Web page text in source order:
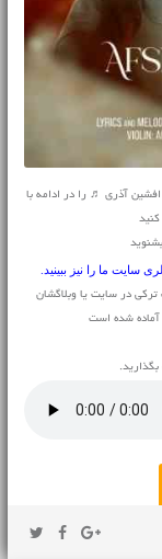
آذری ♬ را در ادامه با
سایت ما را نیز ببینید.
در سایت یا وبلاگشان
آماده شده است